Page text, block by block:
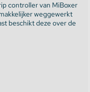
Overig
controller van MiBoxer
weggewerkt
beschikt deze over de